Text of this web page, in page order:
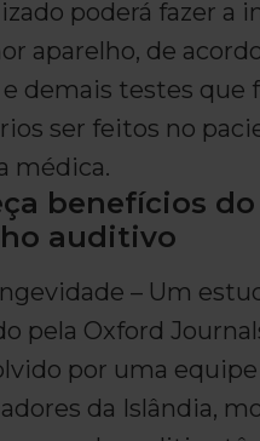
poderá fazer a
aparelho, de
demais testes que
ser feitos no
médica.
benefícios do
auditivo
– Um
pela Oxford
por uma
da Islândia,